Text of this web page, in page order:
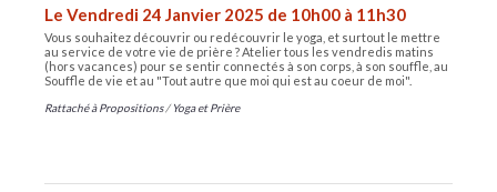
Le Vendredi 24 Janvier 2025 de 10h00 à 11h30
Vous souhaitez découvrir ou redécouvrir le yoga, et surtout le mettre
au service de votre vie de prière ? Atelier tous les vendredis matins
(hors vacances) pour se sentir connectés à son corps, à son souffle, au
Souffle de vie et au "Tout autre que moi qui est au coeur de moi".
Rattaché à Propositions /Yoga et Prière